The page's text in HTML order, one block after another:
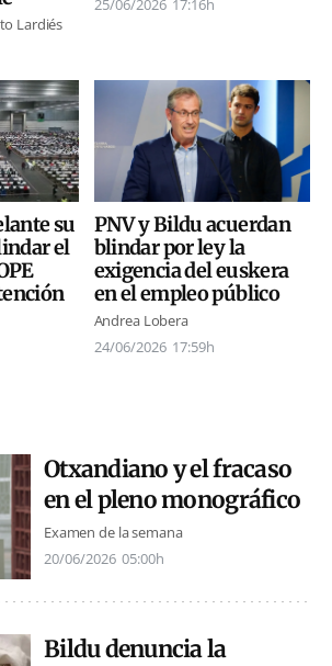
Lardiés
25/06/2026 17:16h
su
el
PNV y Bildu acuerdan
blindar por ley la
exigencia del euskera
en el empleo público
Andrea Lobera
24/06/2026 17:59h
Otxandiano y el fracaso
en el pleno monográfico
Examen de la semana
20/06/2026 05:00h
Bildu denuncia la